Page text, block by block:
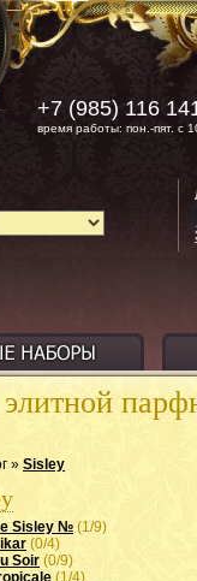
элитной
» Sisley
Sisley № (1/9)
(0/4)
Soir (0/9)
(1/4)
+7 (985) 116
время работы: пон.-пят. с